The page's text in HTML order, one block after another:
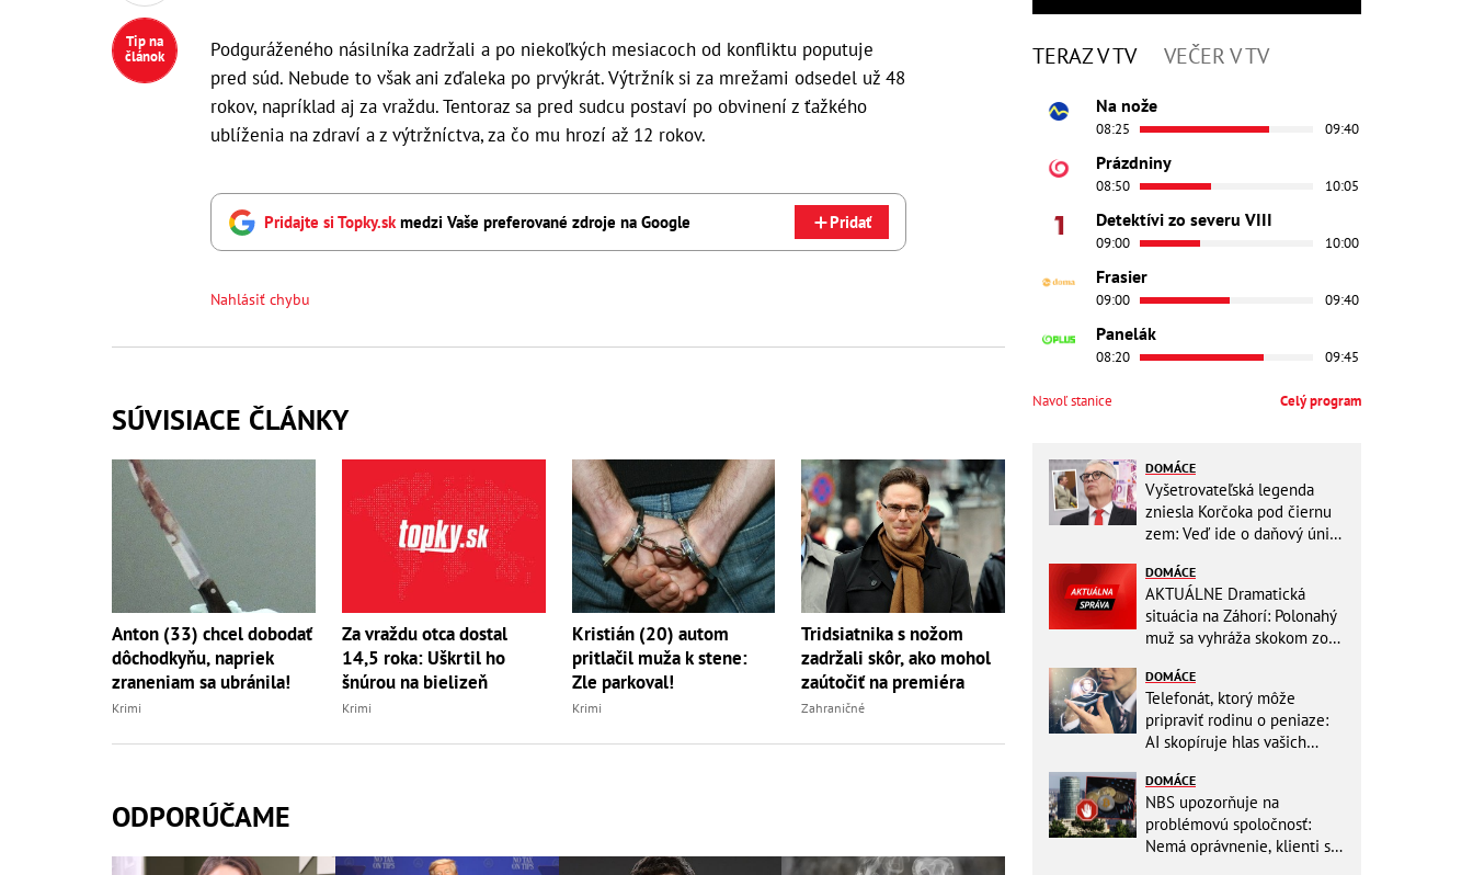
Tip na
článok
Podguráženého násilníka zadržali a po niekoľkých mesiacoch od konfliktu poputuje
pred súd. Nebude to však ani zďaleka po prvýkrát. Výtržník si za mrežami odsedel už 48
rokov, napríklad aj za vraždu. Tentoraz sa pred sudcu postaví po obvinení z ťažkého
ublíženia na zdraví a z výtržníctva, za čo mu hrozí až 12 rokov.
Pridajte si Topky.skmedzi Vaše preferované zdroje na Google Pridať
Nahlásiť chybu
SÚVISIACE ČLÁNKY
Anton (33) chcel dobodať
dôchodkyňu, napriek
zraneniam sa ubránila!
Krimi
Za vraždu otca dostal
14,5 roka: Uškrtil ho
šnúrou na bielizeň
Krimi
Kristián (20) autom
pritlačil muža k stene:
Zle parkoval!
Krimi
Tridsiatnika s nožom
zadržali skôr, ako mohol
zaútočiť na premiéra
Zahraničné
ODPORÚČAME
TERAZ V TV VEČER V TV
Na nože
08:25 09:40
Prázdniny
08:50 10:05
Detektívi zo severu VIII
09:00 10:00
Frasier
09:00 09:40
Panelák
08:20 09:45
Navoľ stanice Celý program
DOMÁCE
Vyšetrovateľská legenda
zniesla Korčoka pod čiernu
zem: Veď ide o daňový únik
basou!
DOMÁCE
AKTUÁLNE Dramatická
situácia na Záhorí: Polonahý
muž sa vyhráža skokom zo
nepremávajú
DOMÁCE
Telefonát, ktorý môže
pripraviť rodinu o peniaze:
AI skopíruje hlas vašich
jednoduchý trik
DOMÁCE
NBS upozorňuje na
problémovú spoločnosť:
Nemá oprávnenie, klienti sa